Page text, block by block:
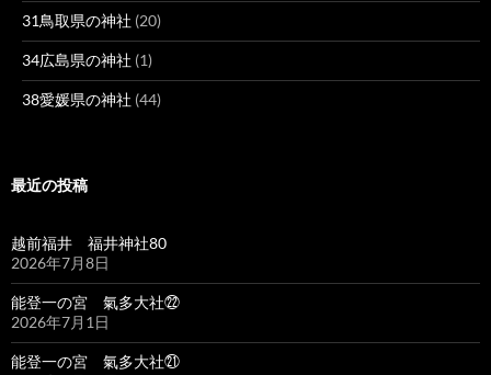
31鳥取県の神社 (20)
34広島県の神社 (1)
38愛媛県の神社 (44)
最近の投稿
越前福井 福井神社80
2026年7月8日
能登一の宮 氣多大社㉒
2026年7月1日
能登一の宮 氣多大社㉑